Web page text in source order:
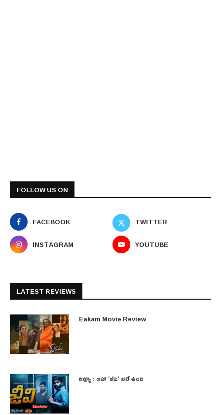
FOLLOW US ON
FACEBOOK
TWITTER
INSTAGRAM
YOUTUBE
LATEST REVIEWS
Eakam Movie Review
రివ్యూ : ఆహా ‘జీవి’ భలే ఉంది